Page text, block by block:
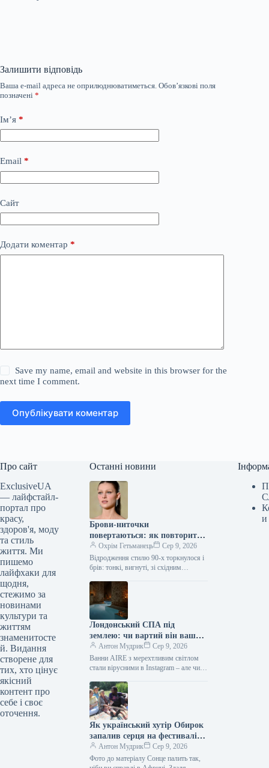
Залишити відповідь
Ваша e-mail адреса не оприлюднюватиметься. Обов’язкові поля
позначені *
Ім’я *
Email *
Сайт
Додати коментар *
Save my name, email and website in this browser for the
next time I comment.
Опублікувати коментар
Про сайт
ExclusiveUA
— лайфстайл-
портал про
красу,
здоров'я, моду
та стиль
життя. Ми
пишемо
лайфхаки для
щодня,
стежимо за
новинами
культури та
життям
знаменитосте
й. Видання
створене для
тих, хто цінує
якісний
контент про
себе і своє
оточення.
Останні новини
Брови-ниточки
повертаються: як повторити
найгарячіший б’юті-тренд
сезону
Охрім Гетьманець
Сер 9, 2026
Відродження стилю 90-х торкнулося і
брів: тонкі, вигнуті, зі східним
головною б’юті-деталлю на осінь
2026.…
Лондонський СПА під
землею: чи вартий він вашої
уваги
Антон Мудрик
Сер 9, 2026
Ванни AIRE з мерехтливим світлом
стали вірусними в Instagram – але чи
надано) У новій…
Як український хутір Обирок
запалив серця на фестивалі
“Мама Африка”
Антон Мудрик
Сер 9, 2026
Фото до матеріалу Сонце палить так,
и